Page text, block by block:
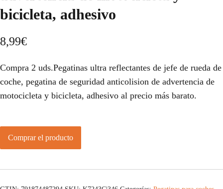
bicicleta, adhesivo
8,99€
Compra 2 uds.Pegatinas ultra reflectantes de jefe de rueda de
coche, pegatina de seguridad anticolision de advertencia de
motocicleta y bicicleta, adhesivo al precio más barato.
Comprar el producto